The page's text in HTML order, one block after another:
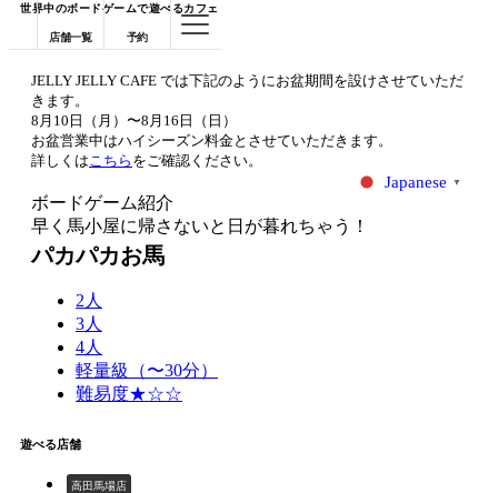
世界中のボードゲームで遊べるカフェ
店舗一覧 予約
JELLY JELLY CAFE では下記のようにお盆期間を設けさせていただ
きます。
8月10日（月）〜8月16日（日）
お盆営業中はハイシーズン料金とさせていただきます。
詳しくはこちら をご確認ください。
Japanese ▼
ボードゲーム紹介
早く馬小屋に帰さないと日が暮れちゃう！
パカパカお馬
2人
3人
4人
軽量級（〜30分）
難易度★☆☆
遊べる店舗
高田馬場店